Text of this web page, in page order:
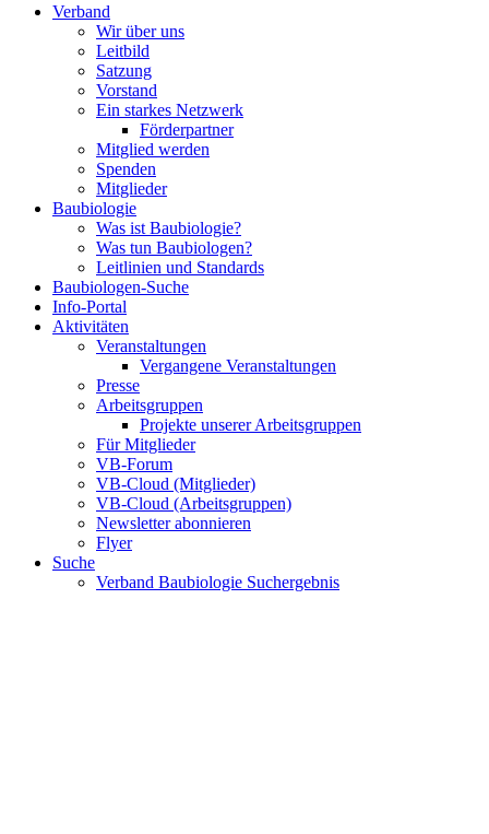
Verband
Wir über uns
Leitbild
Satzung
Vorstand
Ein starkes Netzwerk
Förderpartner
Mitglied werden
Spenden
Mitglieder
Baubiologie
Was ist Baubiologie?
Was tun Baubiologen?
Leitlinien und Standards
Baubiologen-Suche
Info-Portal
Aktivitäten
Veranstaltungen
Vergangene Veranstaltungen
Presse
Arbeitsgruppen
Projekte unserer Arbeitsgruppen
Für Mitglieder
VB-Forum
VB-Cloud (Mitglieder)
VB-Cloud (Arbeitsgruppen)
Newsletter abonnieren
Flyer
Suche
Verband Baubiologie Suchergebnis